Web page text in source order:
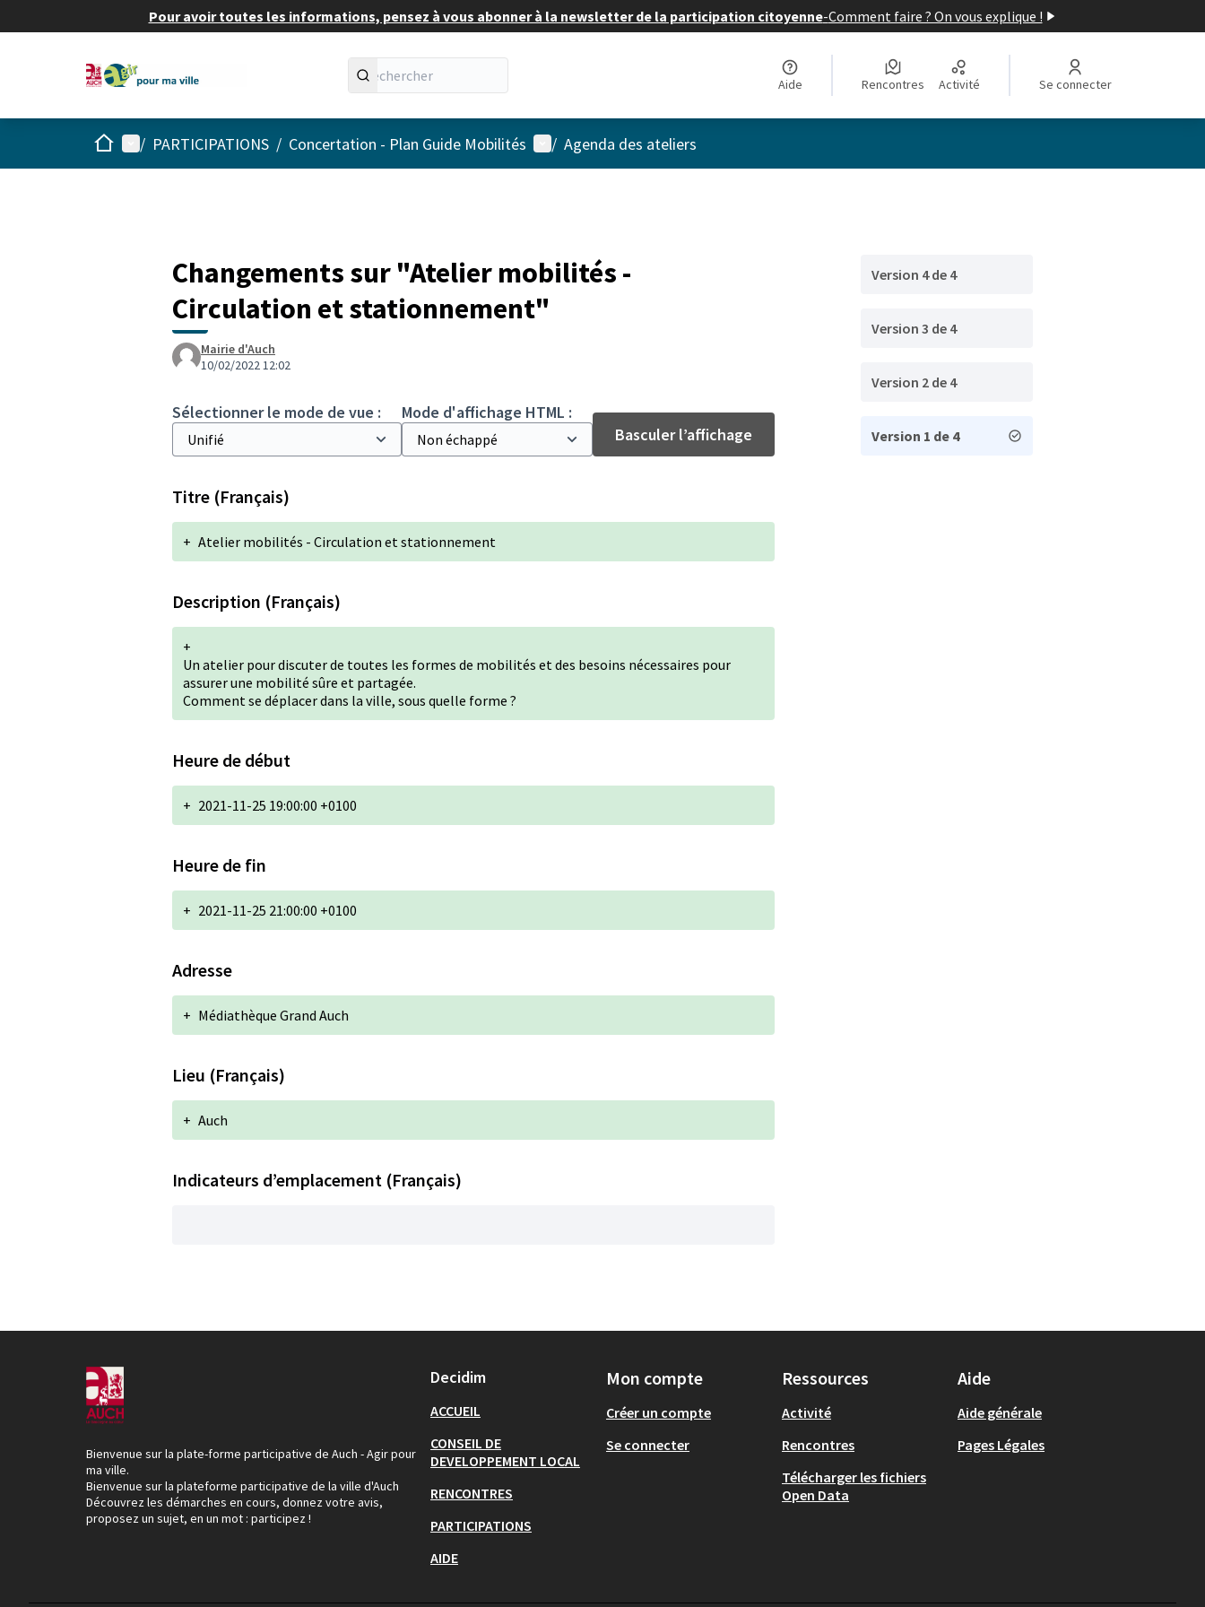
Pour avoir toutes les informations, pensez à vous abonner à la newsletter de la participation citoyenne-Comment faire ? On vous explique !
Aide Rencontres Activité Se connecter
AccueilMenu principal
/ PARTICIPATIONS / Concertation - Plan Guide Mobilités Menu utilisateur
/ Agenda des ateliers
Changements sur "Atelier mobilités -
Circulation et stationnement"
Mairie d'Auch
10/02/2022 12:02
Sélectionner le mode de vue :
Mode d'affichage HTML :
Basculer l’affichage
Titre (Français)
+ Atelier mobilités - Circulation et stationnement
Description (Français)
+
Un atelier pour discuter de toutes les formes de mobilités et des besoins nécessaires pour
assurer une mobilité sûre et partagée.
Comment se déplacer dans la ville, sous quelle forme ?
Heure de début
+ 2021-11-25 19:00:00 +0100
Heure de fin
+ 2021-11-25 21:00:00 +0100
Adresse
+ Médiathèque Grand Auch
Lieu (Français)
+ Auch
Indicateurs d’emplacement (Français)
Version 4 de 4
Version 3 de 4
Version 2 de 4
Version 1 de 4
Bienvenue sur la plate-forme participative de Auch - Agir pour
ma ville.
Bienvenue sur la plateforme participative de la ville d'Auch
Découvrez les démarches en cours, donnez votre avis,
proposez un sujet, en un mot : participez !
Decidim
ACCUEIL
CONSEIL DE
DEVELOPPEMENT LOCAL
RENCONTRES
PARTICIPATIONS
AIDE
Mon compte
Créer un compte
Se connecter
Ressources
Activité
Rencontres
Télécharger les fichiers
Open Data
Aide
Aide générale
Pages Légales